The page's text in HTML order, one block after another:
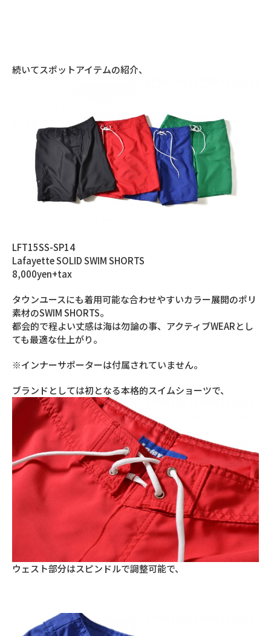
続いてスポットアイテムの紹介、
LFT15SS-SP14
Lafayette SOLID SWIM SHORTS
8,000yen+tax
タウンユースにも着用可能な合わせやすいカラー展開のポリ
素材のSWIM SHORTS。
都会的で程よい丈感は海は勿論の事、アクティブWEARとし
ても最適な仕上がり。
※インナーサポーターは付属されていません。
ブランドとしては初となる本格的スイムショーツで、
ウェスト部分はスピンドルで調整可能で、